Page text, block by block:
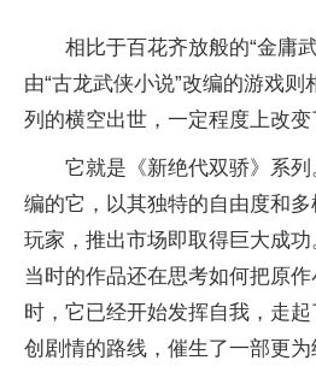
相比于百花齐放般的“金庸
由“古龙武侠小说”改编的游戏
列的横空出世，一定程度上改变
它就是《新绝代双骄》系
编的它，以其独特的自由度和
玩家，推出市场即取得巨大成
当时的作品还在思考如何把原
时，它已经开始发挥自我，走
创剧情的路线，催生了一部更为